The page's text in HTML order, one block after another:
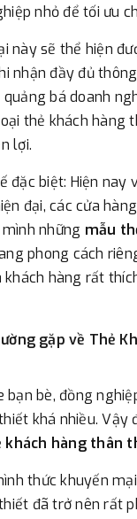
nhỏ để tối ưu
này sẽ thể hiện
nhận đầy đủ
bá doanh
thẻ khách hàng
lợi.
đặc biệt: Hiện nay
đại, các cửa
những mẫu
phong cách
hàng rất
gặp về Thẻ
bạn bè, đồng
khá nhiều. Vậy
khách hàng thân
thức khuyến
đã trở nên rất